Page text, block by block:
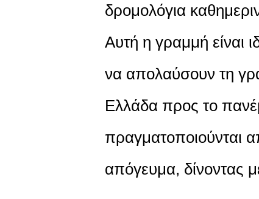
δρομολόγια
Αυτή η γραμμή είναι
να απολαύσουν τη
Ελλάδα προς το
πραγματοποιούνται
απόγευμα, δίνοντας